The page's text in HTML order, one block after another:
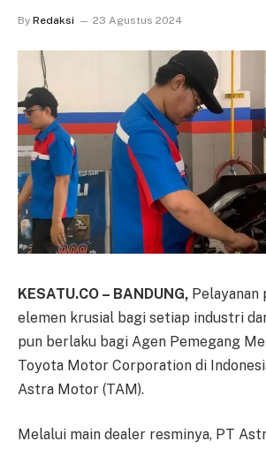
By Redaksi 23 Agustus 2024
KESATU.CO – BANDUNG, Pelayanan
elemen krusial bagi setiap industri
pun berlaku bagi Agen Pemegang
Toyota Motor Corporation di
Astra Motor (TAM).
Melalui main dealer resminya, PT